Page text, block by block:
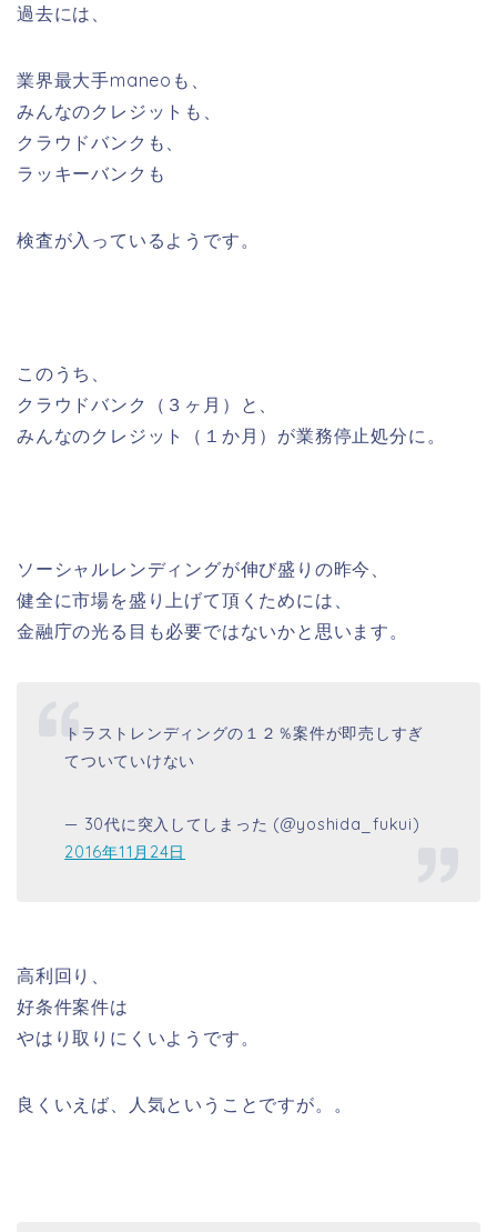
過去には、
業界最大手maneoも、
みんなのクレジットも、
クラウドバンクも、
ラッキーバンクも
検査が入っているようです。
このうち、
クラウドバンク（３ヶ月）と、
みんなのクレジット（１か月）が業務停止処分に。
ソーシャルレンディングが伸び盛りの昨今、
健全に市場を盛り上げて頂くためには、
金融庁の光る目も必要ではないかと思います。
トラストレンディングの１２％案件が即売しすぎ
てついていけない
— 30代に突入してしまった (@yoshida_fukui)
2016年11月24日
高利回り、
好条件案件は
やはり取りにくいようです。
良くいえば、人気ということですが。。